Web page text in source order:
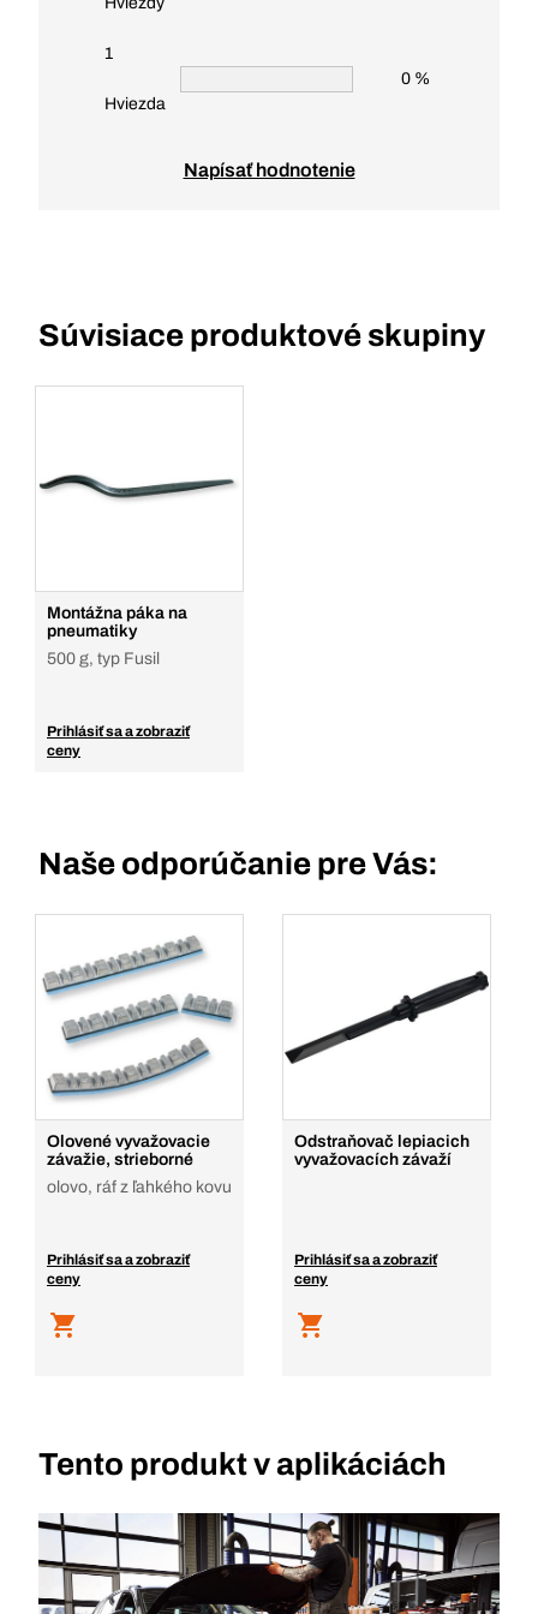
1
Hviezda
0 %
Napísať hodnotenie
Súvisiace produktové skupiny
Montážna páka na
pneumatiky
500 g, typ Fusil
Prihlásiť sa a zobraziť
ceny
Naše odporúčanie pre Vás:
Olovené vyvažovacie
závažie, strieborné
olovo, ráf z ľahkého kovu
Prihlásiť sa a zobraziť
ceny
Odstraňovač lepiacich
vyvažovacích závaží
Prihlásiť sa a zobraziť
ceny
Tento produkt v aplikáciách